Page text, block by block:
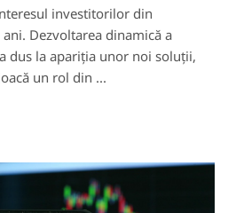
investitorilor din
Dezvoltarea dinamică a
dus la apariția unor noi soluții,
un rol din ...